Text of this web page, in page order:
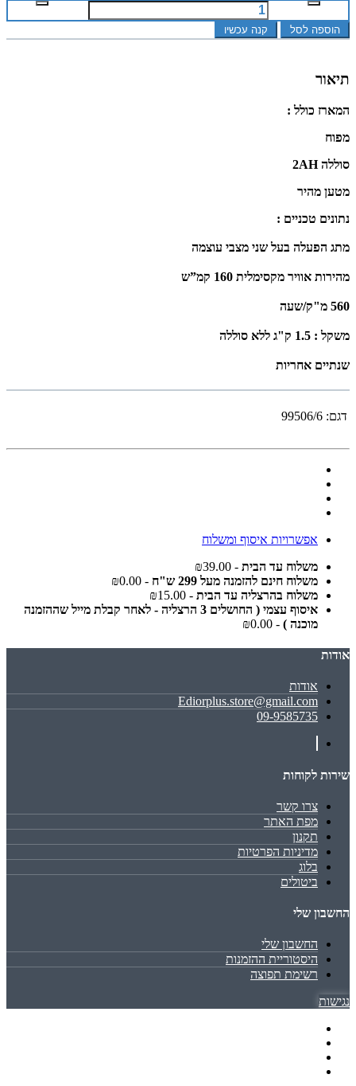
הוספה לסל קנה עכשיו
תיאור
המארז כולל :
מפוח
סוללה 2AH
מטען מהיר
נתונים טכניים :
מתג הפעלה בעל שני מצבי עוצמה
מהירות אוויר מקסימלית 160 קמ”ש
560 מ"ק/שעה
משקל : 1.5 ק"ג ללא סוללה
שנתיים אחריות
דגם: 99506/6
אפשרויות איסוף ומשלוח
משלוח עד הבית - ₪39.00
משלוח חינם להזמנה מעל 299 ש"ח
- ₪0.00
משלוח בהרצליה עד הבית - ₪15.00
איסוף עצמי ( החושלים 3 הרצליה - לאחר קבלת מייל שההזמנה
מוכנה ) - ₪0.00
אודות
אודות
Ediorplus.store@gmail.com
09-9585735
שירות לקוחות
צרו קשר
מפת האתר
תקנון
מדיניות הפרטיות
בלוג
ביטולים
החשבון שלי
החשבון שלי
היסטוריית ההזמנות
רשימת תפוצה
נגישות